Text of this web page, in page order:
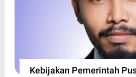
Kebijakan Pemerintah